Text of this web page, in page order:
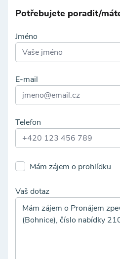
Potřebujete poradit/
Jméno
E-mail
Telefon
Mám zájem o prohlídku
Vaš dotaz